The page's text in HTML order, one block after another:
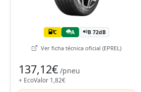
C A B 72dB
Ver ficha técnica oficial (EPREL)
137,12€ /pneu
+ EcoValor 1,82€